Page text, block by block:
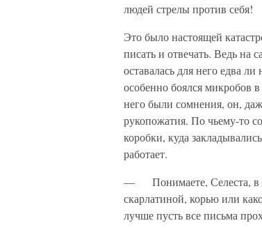
людей стрелы против себя!
Это было настоящей
писать и отвечать. Ведь на
оставалась для него едва
особенно боялся микробов
него были сомнения, он,
рукопожатия. По чьему-то
коробки, куда
работает.
— Понимаете, Селеста, в
скарлатиной, корью или
лучше пусть все письма